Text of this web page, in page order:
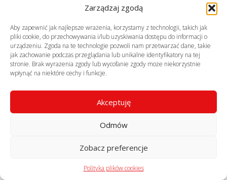
Zarządzaj zgodą
Aby zapewnić jak najlepsze wrażenia, korzystamy z technologii, takich jak
pliki cookie, do przechowywania i/lub uzyskiwania dostępu do informacji o
urządzeniu. Zgoda na te technologie pozwoli nam przetwarzać dane, takie
jak zachowanie podczas przeglądania lub unikalne identyfikatory na tej
stronie. Brak wyrażenia zgody lub wycofanie zgody może niekorzystnie
wpłynąć na niektóre cechy i funkcje.
Akceptuję
Odmów
Zobacz preferencje
Polityka plików cookies